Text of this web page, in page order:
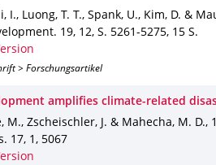
I., Luong, T. T., Spank, U., Kim, D. &
. 19, 12, S. 5261-5275, 15 S.
> Forschungsartikel
amplifies climate-related
M., Zscheischler, J. & Mahecha, M. D.,
. 17, 1 , 5067